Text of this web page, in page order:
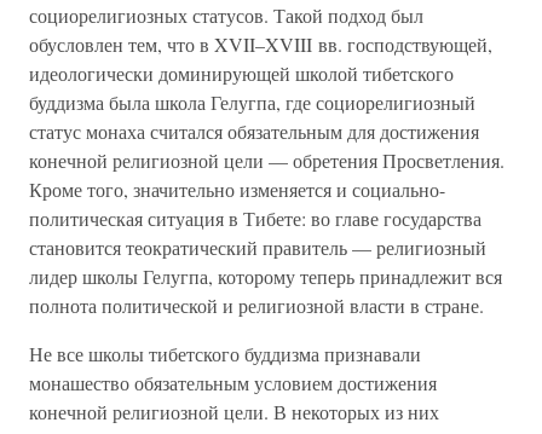
социорелигиозных статусов. Такой подход был
обусловлен тем, что в XVII–XVIII вв. господствующей,
идеологически доминирующей школой тибетского
буддизма была школа Гелугпа, где социорелигиозный
статус монаха считался обязательным для достижения
конечной религиозной цели — обретения Просветления.
Кроме того, значительно изменяется и социально-
политическая ситуация в Тибете: во главе государства
становится теократический правитель — религиозный
лидер школы Гелугпа, которому теперь принадлежит вся
полнота политической и религиозной власти в стране.
Не все школы тибетского буддизма признавали
монашество обязательным условием достижения
конечной религиозной цели. В некоторых из них